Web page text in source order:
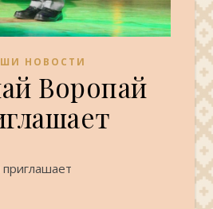
НОВОСТИ
Воропай
приглашает